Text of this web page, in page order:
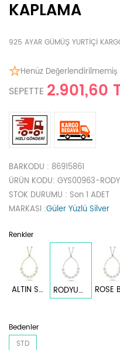
KAPLAMA
925 AYAR GÜMÜŞ YURTİÇİ
Henüz Değerlendirilmemiş
SEPETTE 2.901,60
BARKODU : 86915861
ÜRÜN KODU: GYS00963-
STOK DURUMU : Son 1 ADET
MARKASI :Güler Yüzlü Silver
Renkler
ALTIN SARI RODYUM BEYAZ
Bedenler
STD